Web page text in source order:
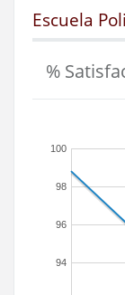
Escuela
%
94
96
98
100